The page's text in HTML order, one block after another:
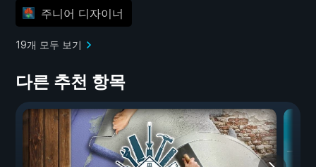
주니어 디자이너
19개 모두 보기
다른 추천 항목